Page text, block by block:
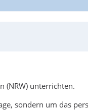
(NRW) unterrichten.
sondern um das